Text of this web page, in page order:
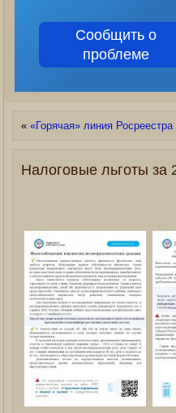
Сообщить о
проблеме
««Горячая» линия Росреестра
Налоговые льготы за